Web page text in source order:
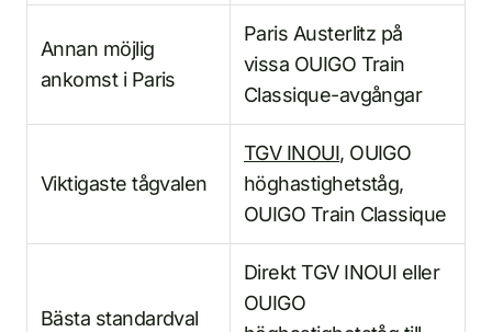
Annan möjlig
ankomst i Paris
Paris Austerlitz på
vissa OUIGO Train
Classique-avgångar
Viktigaste tågvalen
TGV INOUI, OUIGO
höghastighetståg,
OUIGO Train Classique
Bästa standardval
Direkt TGV INOUI eller
OUIGO